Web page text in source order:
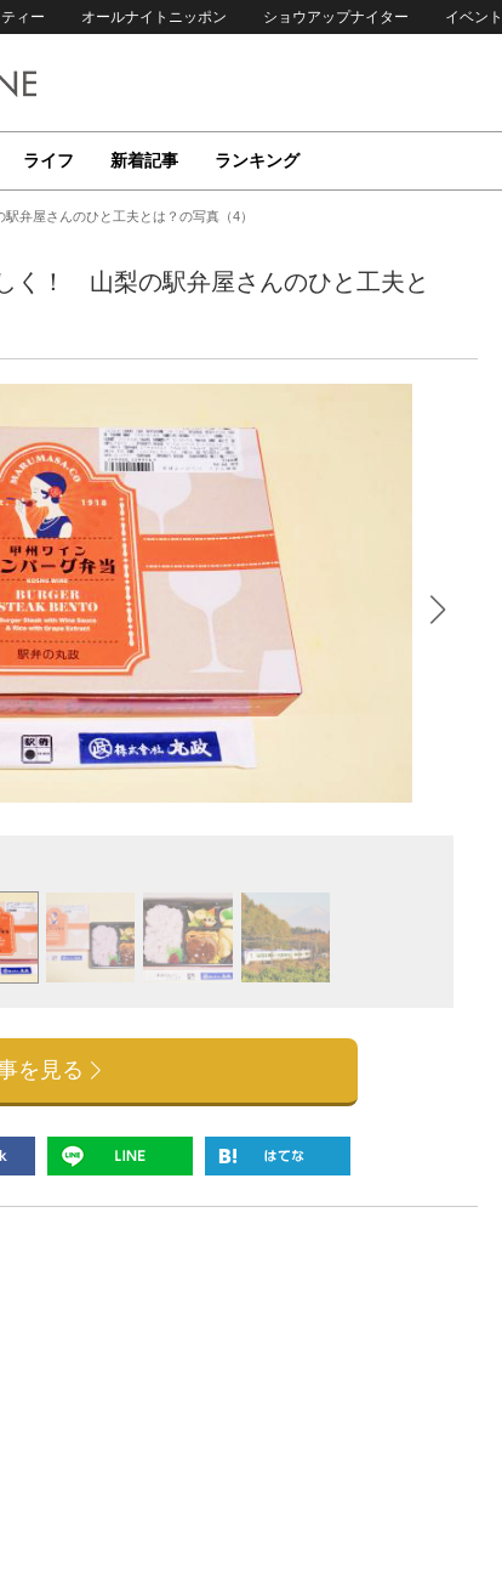
ィー オールナイトニッポン ショウアップナイター イベント
ライフ 新着記事 ランキング
弁屋さんのひと工夫とは？の写真（4）
く！ 山梨の駅弁屋さんのひと工夫と
を見る